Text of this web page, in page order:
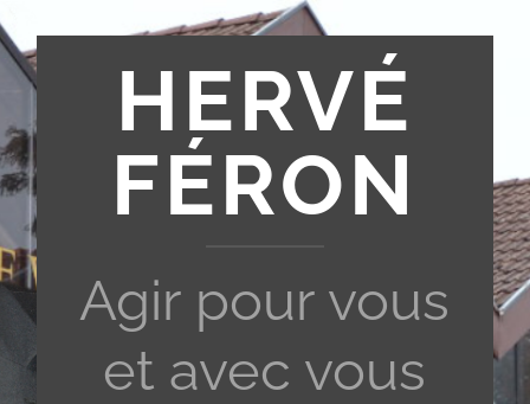
HERVÉ
FÉRON
Agir pour vous
et avec vous